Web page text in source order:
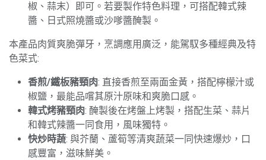
椒、蒜末）即可。若要製作特色料理，可搭配韓式辣
醬、日式照燒醬或沙嗲醬醃製。
本產品肉質爽脆彈牙，烹調應用廣泛，能駕馭多種經典及特
色菜式:
香煎/鐵板豬頸肉: 直接香煎至兩面金黃，搭配檸檬汁或
椒鹽，最能品嚐其原汁原味和爽脆口感。
韓式烤豬頸肉: 醃製後在烤盤上烤製，搭配生菜、蒜片
和韓式辣醬一同食用，風味獨特。
快炒時蔬: 與芥蘭、蘆筍等清爽蔬菜一同快速爆炒，口
感豐富，滋味鮮美。